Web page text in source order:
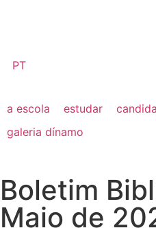
PT
a escola estudar
galeria dínamo
Boletim
Maio de